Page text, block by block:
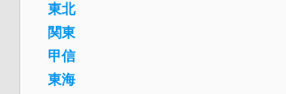
東北
関東
甲信
東海